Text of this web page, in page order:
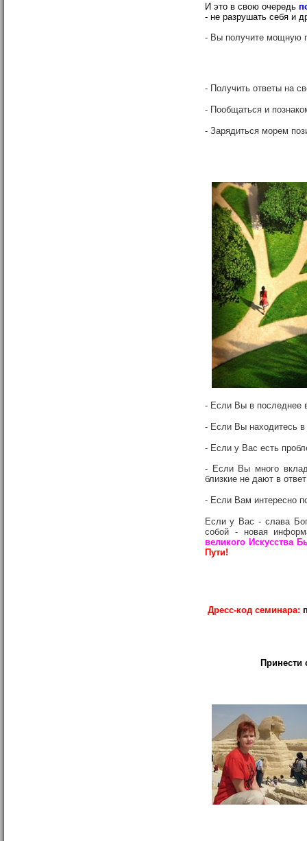
И это в свою очередь
- не разрушать себя и
- Вы получите мощную
- Получить ответы на
- Пообщаться и
- Зарядиться морем
- Если Вы в последнее
- Если Вы находитесь в
- Если у Вас есть
- Если Вы много
близкие не дают в
- Если Вам интересно
Если у Вас - слава
собой - новая
великого Искусства
Пути!
Дресс-код семинара:
Принести